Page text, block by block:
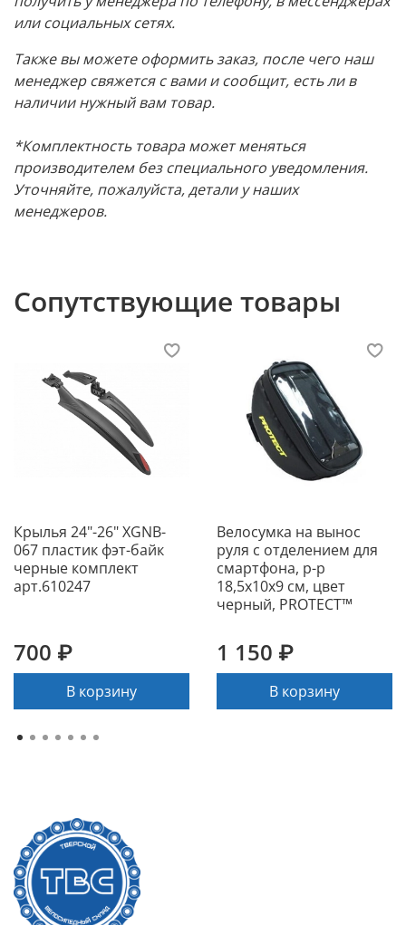
или социальных сетях.
Также вы можете оформить заказ, после чего наш
менеджер свяжется с вами и сообщит, есть ли в
наличии нужный вам товар.
*Комплектность товара может меняться
производителем без специального уведомления.
Уточняйте, пожалуйста, детали у наших
менеджеров.
Сопутствующие товары
Крылья 24"-26" XGNB-
067 пластик фэт-байк
черные комплект
арт.610247
700 ₽
В корзину
Велосумка на вынос
руля с отделением для
смартфона, р-р
18,5х10х9 см, цвет
черный, PROTECT™
1 150 ₽
В корзину